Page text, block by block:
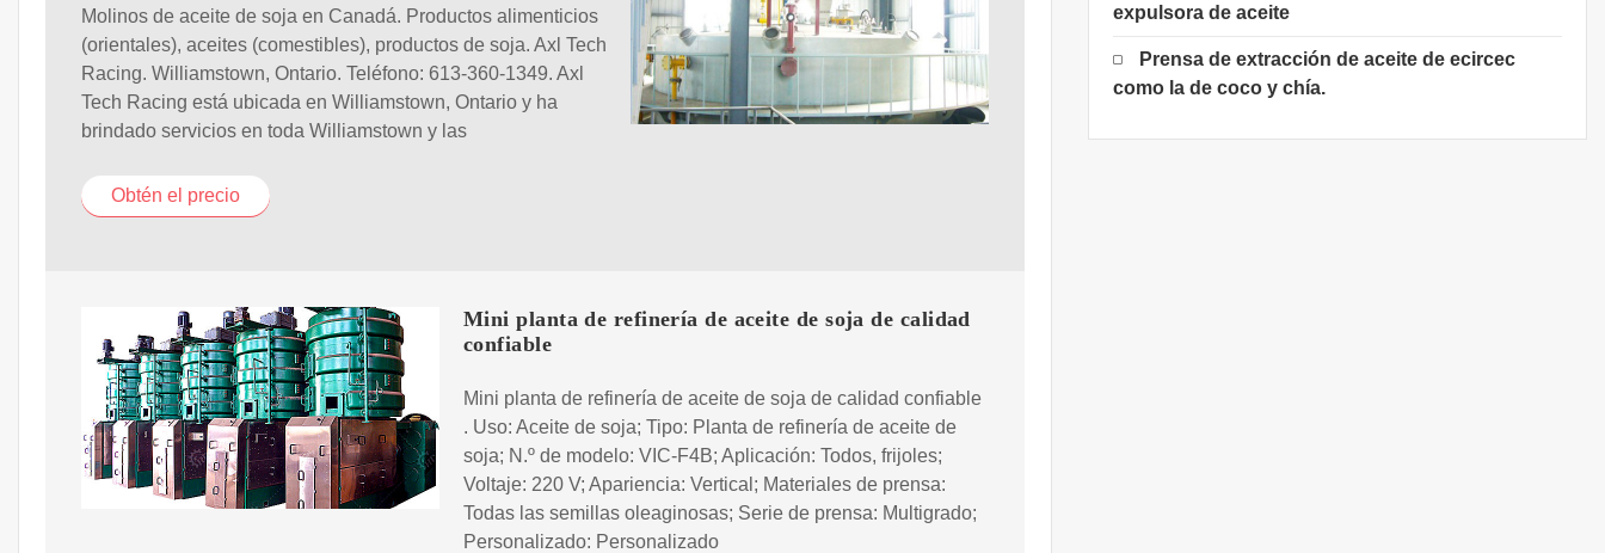
Molinos de aceite de soja en Canadá. Productos alimenticios
(orientales), aceites (comestibles), productos de soja. Axl Tech
Racing. Williamstown, Ontario. Teléfono: 613-360-1349. Axl
Tech Racing está ubicada en Williamstown, Ontario y ha
brindado servicios en toda Williamstown y las
Obtén el precio
Mini planta de refinería de aceite de soja de calidad
confiable
Mini planta de refinería de aceite de soja de calidad confiable
. Uso: Aceite de soja; Tipo: Planta de refinería de aceite de
soja; N.º de modelo: VIC-F4B; Aplicación: Todos, frijoles;
Voltaje: 220 V; Apariencia: Vertical; Materiales de prensa:
Todas las semillas oleaginosas; Serie de prensa: Multigrado;
Personalizado: Personalizado
expulsora de aceite
Prensa de extracción de aceite de ecircec
como la de coco y chía.